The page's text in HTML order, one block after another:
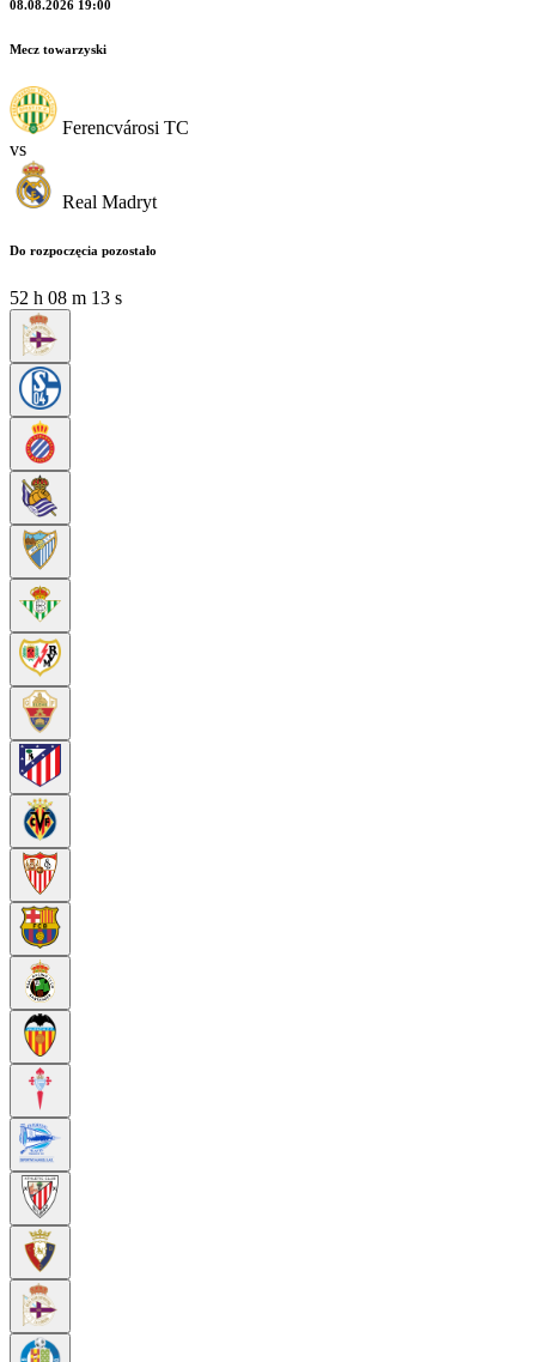
08.08.2026 19:00
Mecz towarzyski
Ferencvárosi TC
vs
Real Madryt
Do rozpoczęcia pozostało
52 h 08 m 13 s